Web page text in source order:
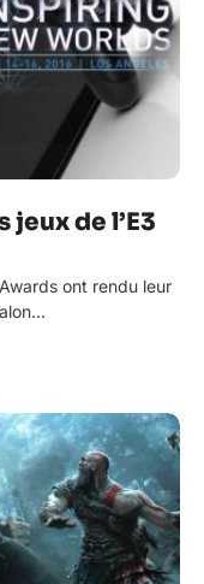
jeux de l’E3
ont rendu leur